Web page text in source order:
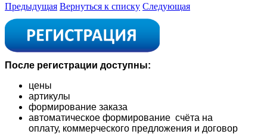
Предыдущая Вернуться к списку Следующая
После регистрации доступны:
цены
артикулы
формирование заказа
автоматическое формирование счёта на
оплату, коммерческого предложения и договор